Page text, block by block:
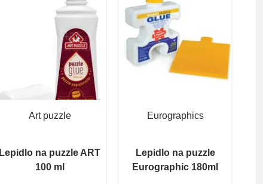
Art puzzle
Lepidlo na puzzle ART
100 ml
Eurographics
Lepidlo na puzzle
Eurographic 180ml